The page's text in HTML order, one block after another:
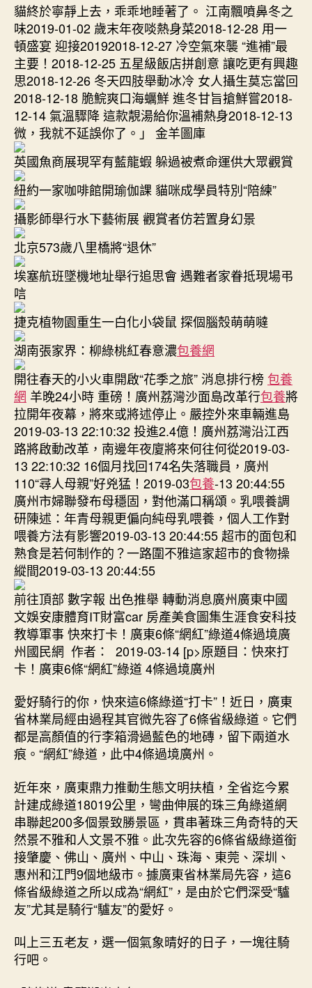
貓終於寧靜上去，乖乖地睡著了。 江南飄噴鼻冬之
味2019-01-02 歲末年夜啖熱身菜2018-12-28 用一
頓盛宴 迎接20192018-12-27 冷空氣來襲 “進補”最
主要！2018-12-25 五星級飯店拼創意 讓吃更有興趣
思2018-12-26 冬天四肢舉動冰冷 女人攝生莫忘當回
2018-12-18 脆鯇爽口海蠣鮮 進冬甘旨搶鮮嘗2018-
12-14 氣溫驟降 這款靚湯給你溫補熱身2018-12-13
微，我就不延誤你了。」 金羊圖庫
英國魚商展現罕有藍龍蝦 躲過被煮命運供大眾觀賞
紐約一家咖啡館開瑜伽課 貓咪成學員特別“陪練”
攝影師舉行水下藝術展 觀賞者仿若置身幻景
北京573歲八里橋將“退休”
埃塞航班墜機地址舉行追思會 遇難者家眷抵現場弔
唁
捷克植物園重生一白化小袋鼠 探個腦殼萌萌噠
湖南張家界：柳綠桃紅春意濃包養網
開往春天的小火車開啟“花季之旅” 消息排行榜 包養
網 羊晚24小時 重磅！廣州荔灣沙面島改革行包養將
拉開年夜幕，將來或將述停止。嚴控外來車輛進島
2019-03-13 22:10:32 投進2.4億！廣州荔灣沿江西
路將啟動改革，南邊年夜廈將來何往何從2019-03-
13 22:10:32 16個月找回174名失落職員，廣州
110“尋人母親”好兇猛！2019-03包養-13 20:44:55
廣州市婦聯發布母穩固，對他滿口稱頌。乳喂養調
研陳述：年青母親更偏向純母乳喂養，個人工作對
喂養方法有影響2019-03-13 20:44:55 超市的面包和
熟食是若何制作的？一路圍不雅這家超市的食物操
縱間2019-03-13 20:44:55
前往頂部 數字報 出色推舉 轉動消息廣州廣東中國
文娛安康體育IT財富car 房產美食圖集生涯食安科技
教導軍事 快來打卡！廣東6條“網紅”綠道4條過境廣
州國民網 作者： 2019-03-14 [p>原題目：快來打
卡！廣東6條“網紅”綠道 4條過境廣州
愛好騎行的你，快來這6條綠道“打卡”！近日，廣東
省林業局經由過程其官微先容了6條省級綠道。它們
都是高顏值的行李箱滑過藍色的地磚，留下兩道水
痕。“網紅”綠道，此中4條過境廣州。
近年來，廣東鼎力推動生態文明扶植，全省迄今累
計建成綠道18019公里，彎曲伸展的珠三角綠道網
串聯起200多個景致勝景區，貫串著珠三角奇特的天
然景不雅和人文景不雅。此次先容的6條省級綠道銜
接肇慶、佛山、廣州、中山、珠海、東莞、深圳、
惠州和江門9個地級市。據廣東省林業局先容，這6
條省級綠道之所以成為“網紅”，是由於它們深受“驢
友”尤其是騎行“驢友”的愛好。
叫上三五老友，選一個氣象晴好的日子，一塊往騎
行吧。